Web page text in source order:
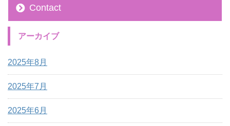
Contact
アーカイブ
2025年8月
2025年7月
2025年6月